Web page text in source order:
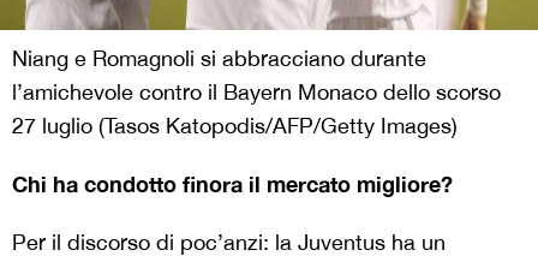
Niang e Romagnoli si abbracciano durante
l’amichevole contro il Bayern Monaco dello scorso
27 luglio (Tasos Katopodis/AFP/Getty Images)
Chi ha condotto finora il mercato migliore?
Per il discorso di poc’anzi: la Juventus ha un